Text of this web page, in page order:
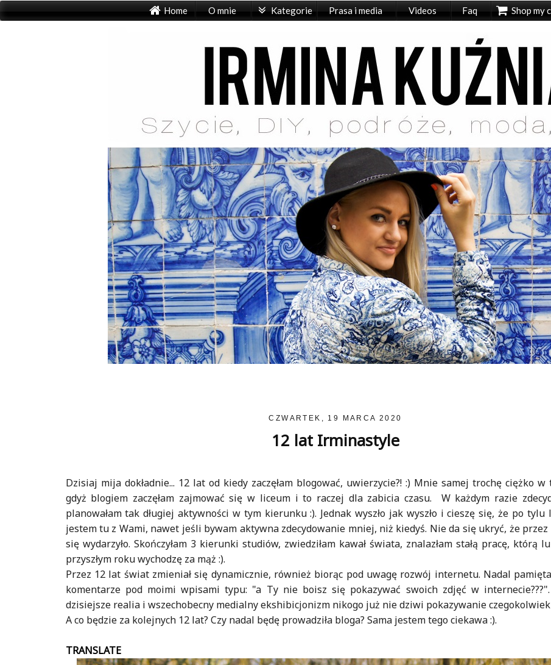
Home O mnie Kategorie Prasa i media Videos Faq Shop my
CZWARTEK, 19 MARCA 2020
12 lat Irminastyle
Dzisiaj mija dokładnie... 12 lat od kiedy zaczęłam blogować, uwierzycie?! :) Mnie samej trochę ciężko
gdyż blogiem zaczęłam zajmować się w liceum i to raczej dla zabicia czasu. W każdym razie
planowałam tak długiej aktywności w tym kierunku :). Jednak wyszło jak wyszło i cieszę się, że po tylu
jestem tu z Wami, nawet jeśli bywam aktywna zdecydowanie mniej, niż kiedyś. Nie da się ukryć, że
się wydarzyło. Skończyłam 3 kierunki studiów, zwiedziłam kawał świata, znalazłam stałą pracę, którą
przyszłym roku wychodzę za mąż :).
Przez 12 lat świat zmieniał się dynamicznie, również biorąc pod uwagę rozwój internetu. Nadal
komentarze pod moimi wpisami typu: "a Ty nie boisz się pokazywać swoich zdjęć w
dzisiejsze realia i wszechobecny medialny ekshibicjonizm nikogo już nie dziwi pokazywanie czegokolwiek
A co będzie za kolejnych 12 lat? Czy nadal będę prowadziła bloga? Sama jestem tego ciekawa :).
TRANSLATE